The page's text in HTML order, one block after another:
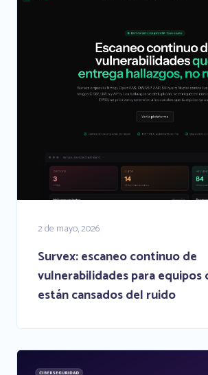
2 de mayo, 2026
Survex: escaneo continuo de
vulnerabilidades para equipos
están cansados del ruido